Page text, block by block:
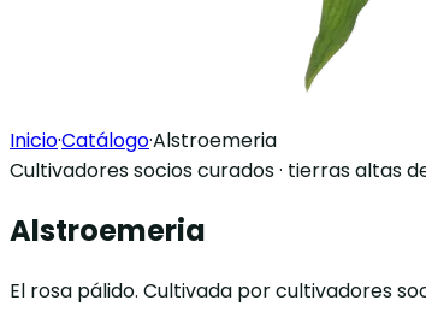
Inicio·Catálogo·Alstroemeria
Cultivadores socios curados · tierras altas
Alstroemeria
El rosa pálido. Cultivada por cultivadores